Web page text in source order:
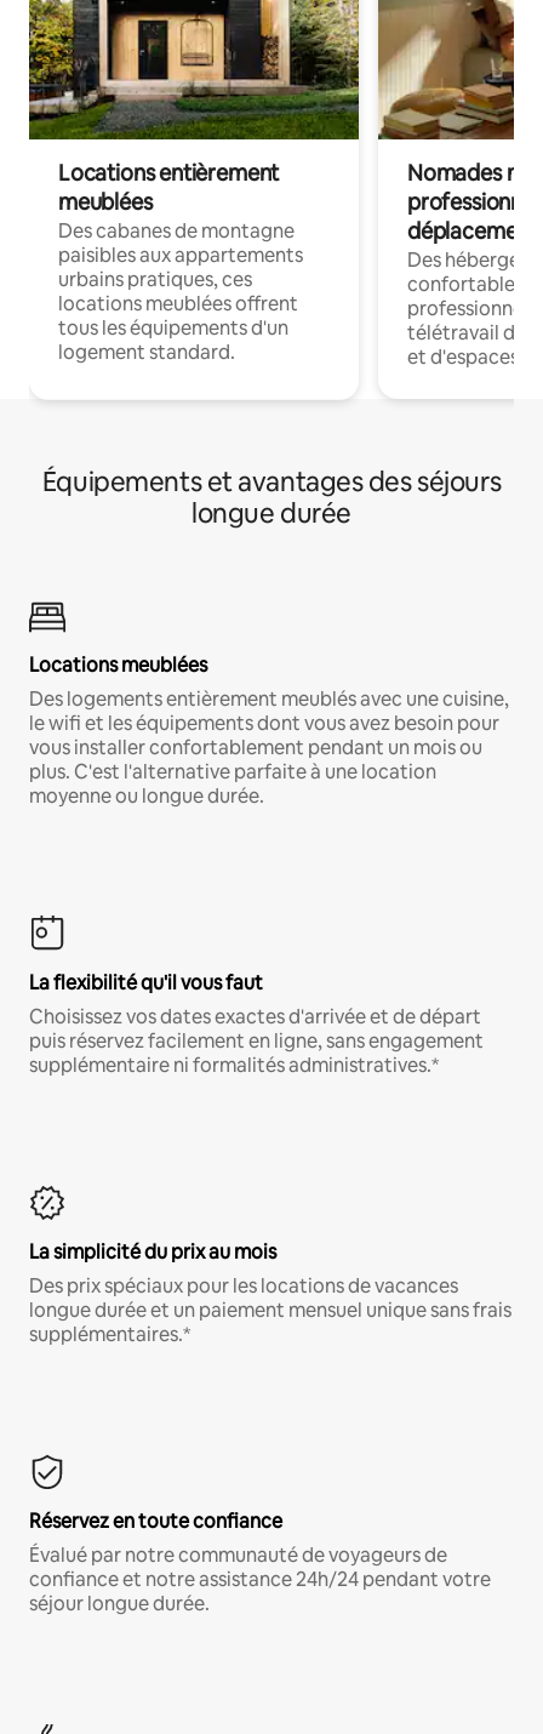
Locations entièrement
meublées
Des cabanes de montagne
paisibles aux appartements
urbains pratiques, ces
locations meublées offrent
tous les équipements d'un
logement standard.
Nomades
déplacement
Des
confortables
professionnels
télétravail
et d'espaces
Équipements et avantages des séjours
longue durée
Locations meublées
Des logements entièrement meublés avec une cuisine,
le wifi et les équipements dont vous avez besoin pour
vous installer confortablement pendant un mois ou
plus. C'est l'alternative parfaite à une location
moyenne ou longue durée.
La flexibilité qu'il vous faut
Choisissez vos dates exactes d'arrivée et de départ
puis réservez facilement en ligne, sans engagement
supplémentaire ni formalités administratives.*
La simplicité du prix au mois
Des prix spéciaux pour les locations de vacances
longue durée et un paiement mensuel unique sans frais
supplémentaires.*
Réservez en toute confiance
Évalué par notre communauté de voyageurs de
confiance et notre assistance 24h/24 pendant votre
séjour longue durée.